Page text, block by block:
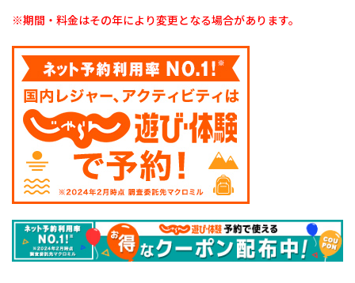
ら
じゃ
らん
予約
OK！
※期間・料金はその年により変更となる場合があります。